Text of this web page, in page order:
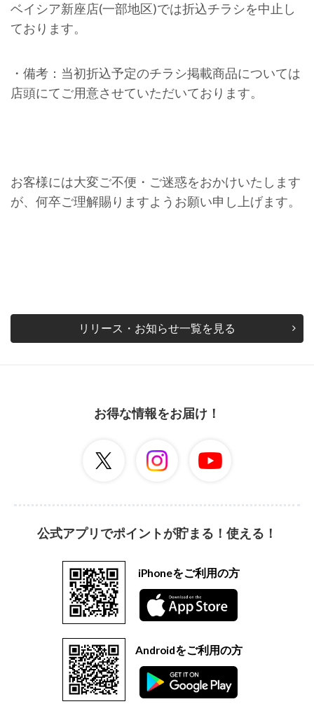
ベイシア新座店(一部地区)では折込チラシを中止し
ております。
・備考：当初折込予定のチラシ掲載商品については
店頭にてご用意させていただいております。
お客様には大変ご不便・ご迷惑をおかけいたします
が、何卒ご理解賜りますようお願い申し上げます。
リリース・お知らせ一覧を見る
お得な情報をお届け！
公式アプリでポイントが貯まる！使える！
iPhoneをご利用の方
Androidをご利用の方